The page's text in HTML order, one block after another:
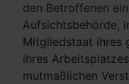
den Betroffenen
Aufsichtsbehörde,
Mitgliedstaat ihres
ihres
mutmaßlichen